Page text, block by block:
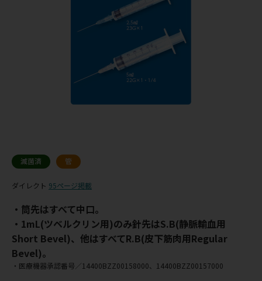
滅菌済 管
ダイレクト 95ページ掲載
・筒先はすべて中口。
・1mL(ツベルクリン用)のみ針先はS.B(静脈輸血用
Short Bevel)、他はすべてR.B(皮下筋肉用Regular
Bevel)。
・医療機器承認番号／14400BZZ00158000、14400BZZ00157000